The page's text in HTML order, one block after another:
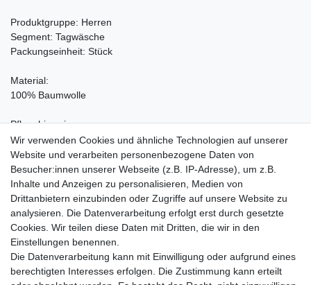
Produktgruppe: Herren
Segment: Tagwäsche
Packungseinheit: Stück
Material:
100% Baumwolle
Pflegehinweis:
Waschen bei 95°C, Nicht bleichen, Trockner (Stufe 1), Heiss
Bügeln (Stufe 3), Nicht chemisch reinigen
Wir liefern mit DHL (auch Samstags)
Kostenloser Versand
14 Tage Rückgaberecht
Wir verwenden Cookies und ähnliche Technologien auf unserer
Website und verarbeiten personenbezogene Daten von
Besucher:innen unserer Webseite (z.B. IP-Adresse), um z.B.
Inhalte und Anzeigen zu personalisieren, Medien von
Drittanbietern einzubinden oder Zugriffe auf unsere Website zu
analysieren. Die Datenverarbeitung erfolgt erst durch gesetzte
Cookies. Wir teilen diese Daten mit Dritten, die wir in den
Einstellungen benennen.
Die Datenverarbeitung kann mit Einwilligung oder aufgrund eines
berechtigten Interesses erfolgen. Die Zustimmung kann erteilt